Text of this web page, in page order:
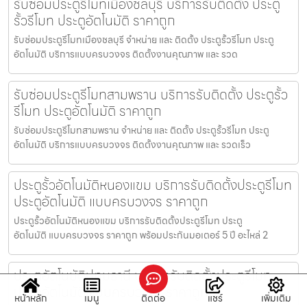
รั้วรีโมท ประตูอัตโนมัติ ราคาถูก
รับซ่อมประตูรีโมทเมืองชลบุรี จำหน่าย และ ติดตั้ง ประตูรั้วรีโมท ประตู
อัตโนมัติ บริการแบบครบวงจร ติดตั้งงานคุณภาพ และ รวด
รับซ่อมประตูรีโมทสามพราน บริการรับติดตั้ง ประตูรั้ว
รีโมท ประตูอัตโนมัติ ราคาถูก
รับซ่อมประตูรีโมทสามพราน จำหน่าย และ ติดตั้ง ประตูรั้วรีโมท ประตู
อัตโนมัติ บริการแบบครบวงจร ติดตั้งงานคุณภาพ และ รวดเร็ว
ประตูรั้วอัตโนมัติหนองแขม บริการรับติดตั้งประตูรีโมท
ประตูอัตโนมัติ แบบครบวงจร ราคาถูก
ประตูรั้วอัตโนมัติหนองแขม บริการรับติดตั้งประตูรีโมท ประตู
อัตโนมัติ แบบครบวงจร ราคาถูก พร้อมประกันมอเตอร์ 5 ปี อะไหล่ 2
ประตูอัตโนมัติปทุมธานี บริการรับติดตั้งประตูรีโมท
ประตูอัตโนมัติ แบบครบวงจร ราคาถูก
หน้าหลัก เมนู ติดต่อ แชร์ เพิ่มเติม